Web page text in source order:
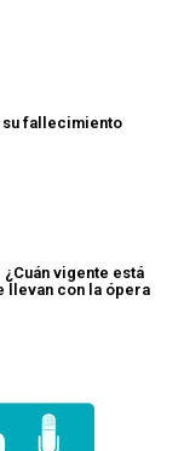
su fallecimiento
vigente está
llevan con la ópera